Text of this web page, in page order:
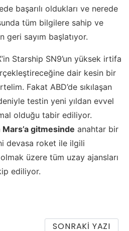
başarılı oldukları ve nerede
tüm bilgilere sahip ve
geri sayım başlatıyor.
Starship SN9’un yüksek irtifa
dair kesin bir
Fakat ABD’de sıkılaşan
testin yeni yıldan evvel
olduğu tabir ediliyor.
gitmesinde anahtar bir
devasa roket ile ilgili
üzere tüm uzay ajansları
ediliyor.
SONRAKI YAZI